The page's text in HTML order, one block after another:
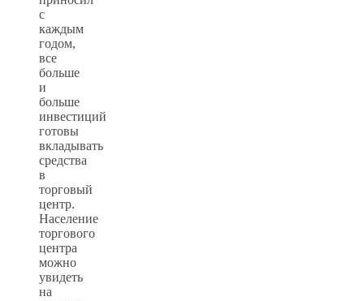
с
каждым
годом,
все
больше
и
больше
инвестиций
готовы
вкладывать
средства
в
торговый
центр.
Население
торгового
центра
можно
увидеть
на